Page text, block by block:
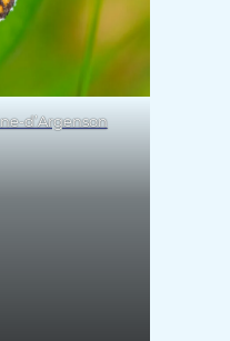
d’Argenson